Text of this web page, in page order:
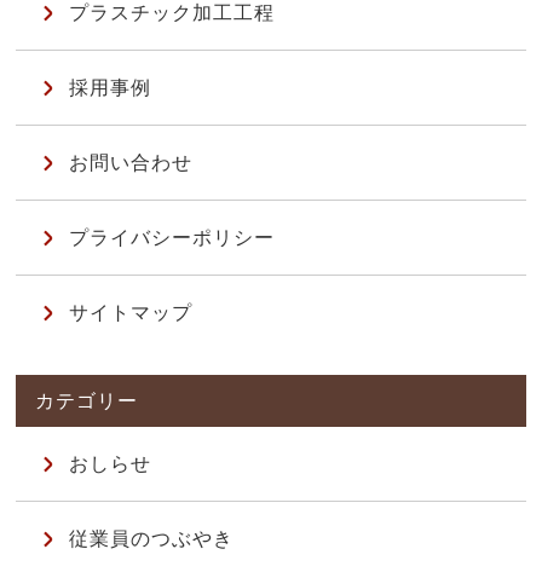
プラスチック加工工程
採用事例
お問い合わせ
プライバシーポリシー
サイトマップ
おしらせ
従業員のつぶやき